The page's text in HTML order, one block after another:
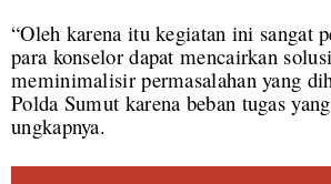
“Oleh karena itu kegiatan ini sangat
para konselor dapat mencairkan
meminimalisir permasalahan yang
Polda Sumut karena beban tugas
ungkapnya.